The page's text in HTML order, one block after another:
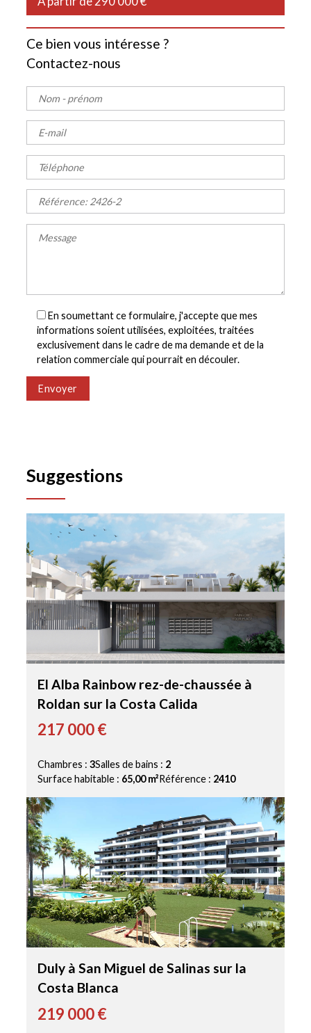
Ce bien vous intéresse ?
Contactez-nous
En soumettant ce formulaire, j'accepte que mes
informations soient utilisées, exploitées, traitées
exclusivement dans le cadre de ma demande et de la
relation commerciale qui pourrait en découler.
Envoyer
Suggestions
El Alba Rainbow rez-de-chaussée à
Roldan sur la Costa Calida
217 000 €
Chambres :3Salles de bains : 2
Surface habitable : 65,00 m²Référence : 2410
Duly à San Miguel de Salinas sur la
Costa Blanca
219 000 €